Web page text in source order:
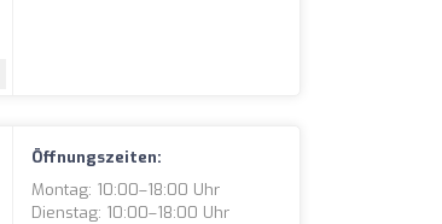
Öffnungszeiten:
Montag: 10:00–18:00 Uhr
Dienstag: 10:00–18:00 Uhr